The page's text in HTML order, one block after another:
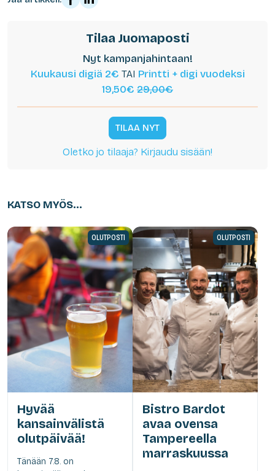
Tilaa Juomaposti
Nyt kampanjahintaan!
Kuukausi digiä 2€ TAI Printti + digi vuodeksi
19,50€ 29,00€
TILAA NYT
Oletko jo tilaaja? Kirjaudu sisään!
KATSO MYÖS...
OLUTPOSTI
Hyvää
kansainvälistä
olutpäivää!
Tänään 7.8. on
OLUTPOSTI
Bistro Bardot
avaa ovensa
Tampereella
marraskuussa